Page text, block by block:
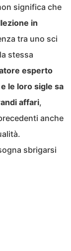
significa che
in
tra uno sci
stessa
esperto
le loro sigle sa
affari,
anche
sbrigarsi